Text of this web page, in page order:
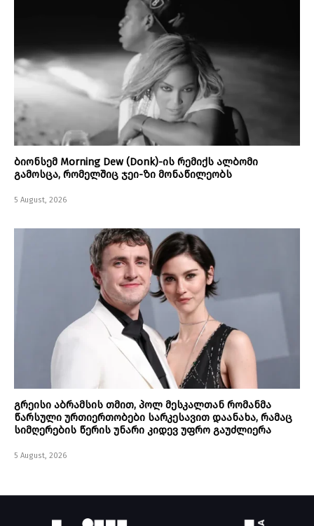
ბიონსემ Morning Dew (Donk)-ის რემიქს ალბომი
გამოსცა, რომელშიც ჯეი-ზი მონაწილეობს
5 August, 2026
გრეისი აბრამსის თმით, პოლ მესკალთან რომანმა
წარსული ურთიერთობები სარკესავით დაანახა, რამაც
სიმღერების წერის უნარი კიდევ უფრო გაუძლიერა
5 August, 2026